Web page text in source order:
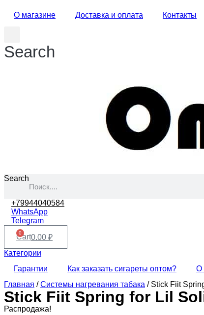
О магазине Доставка и оплата Контакты
Search
Search
+79944040584
WhatsApp
Telegram
0.00 ₽
0
Cart
Категории
Гарантии
Как заказать сигареты оптом?
О
Главная /Системы нагревания табака / Stick Fiit
Stick Fiit Spring for Lil
Распродажа!